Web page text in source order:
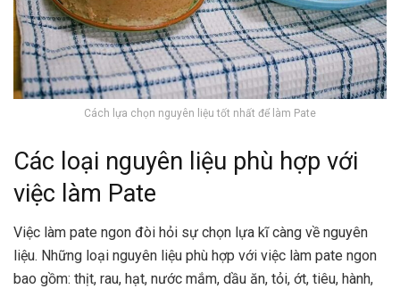
Cách lựa chọn nguyên liệu tốt nhất để làm Pate
Các loại nguyên liệu phù hợp với
việc làm Pate
Việc làm pate ngon đòi hỏi sự chọn lựa kĩ càng về nguyên
liệu. Những loại nguyên liệu phù hợp với việc làm pate ngon
bao gồm: thịt, rau, hạt, nước mắm, dầu ăn, tỏi, ớt, tiêu, hành,